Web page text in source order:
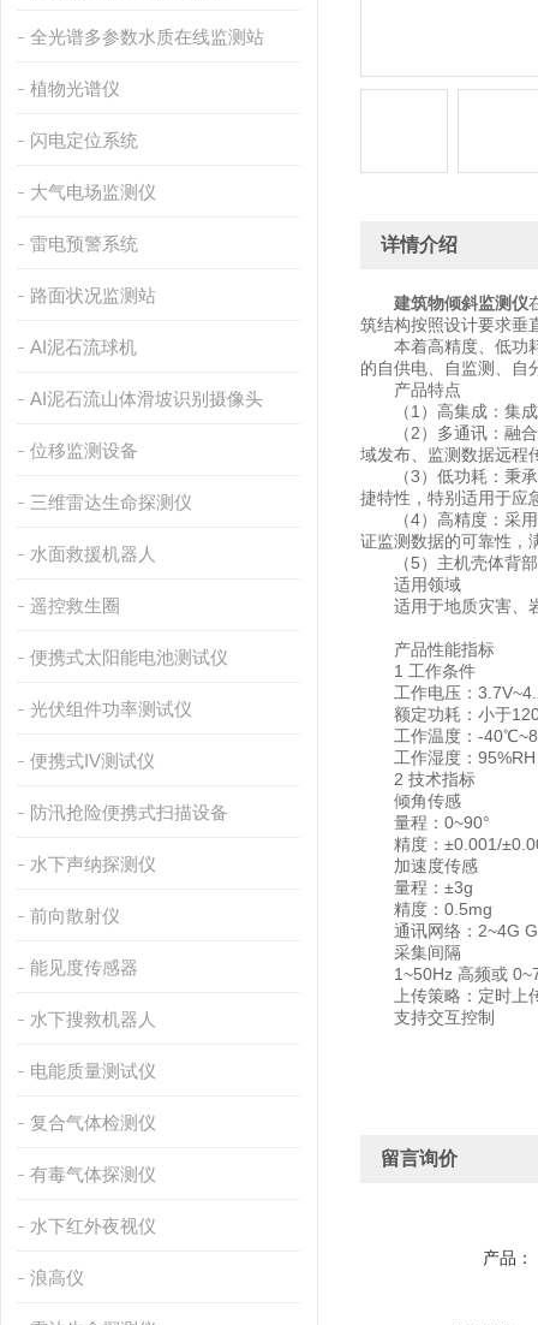
全光谱多参数水质在线监测站
植物光谱仪
闪电定位系统
大气电场监测仪
雷电预警系统
路面状况监测站
AI泥石流球机
AI泥石流山体滑坡识别摄像头
位移监测设备
三维雷达生命探测仪
水面救援机器人
遥控救生圈
便携式太阳能电池测试仪
光伏组件功率测试仪
便携式IV测试仪
防汛抢险便携式扫描设备
水下声纳探测仪
前向散射仪
能见度传感器
水下搜救机器人
电能质量测试仪
复合气体检测仪
有毒气体探测仪
水下红外夜视仪
浪高仪
详情介绍
建筑物倾斜监测仪
筑结构按照设计要求垂
本着高精度、低功耗
的自供电、自监测、自
产品特点
（1）高集成：集成
（2）多通讯：融合
域发布、监测数据远程
（3）低功耗：秉承
捷特性，特别适用于应
（4）高精度：采用
证监测数据的可靠性，
（5）主机壳体背部
适用领域
适用于地质灾害、岩
产品性能指标
1 工作条件
工作电压：
额定功耗：小于120
工作温度：-
工作湿度：95%RH
2 技术指标
倾角传感
量程：0~90°
精度：±0.001/
加速度传感
量程：±3g
精度：0.5mg
通讯网络：2~4G
采集间隔
1~50Hz 高频或
上传策略：定时上
支持交互控制
留言询价
产品：